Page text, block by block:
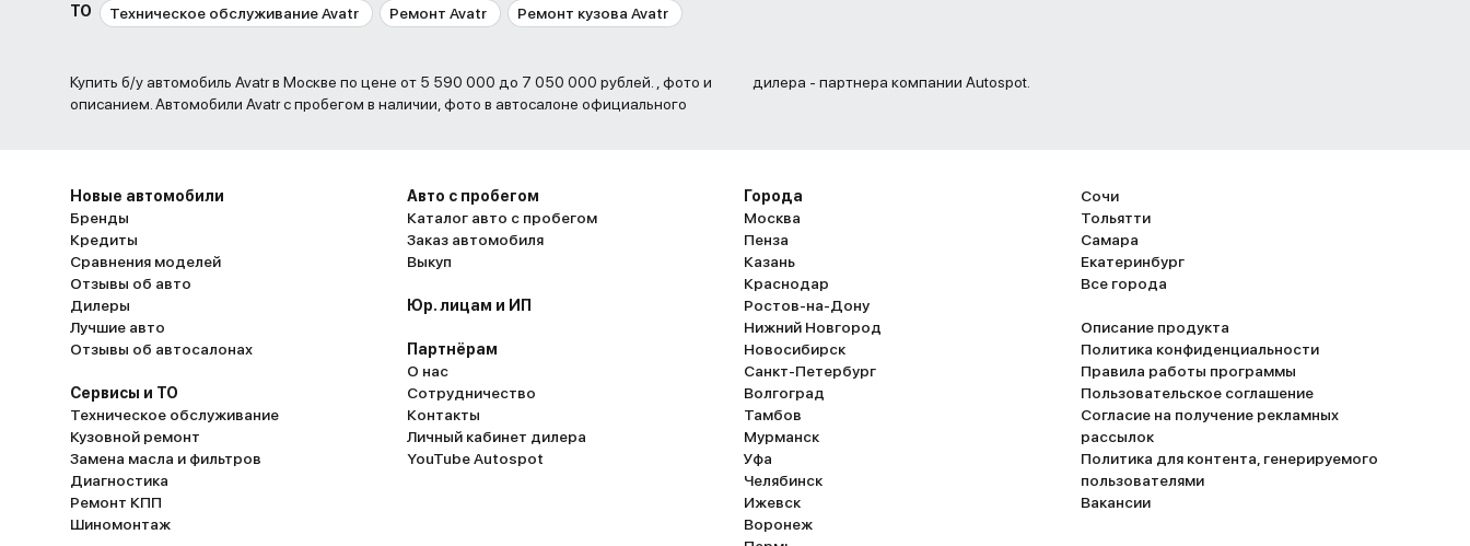
ТО Техническое обслуживание Avatr Ремонт Avatr Ремонт кузова Avatr
Купить б/у автомобиль Avatr в Москве по цене от 5 590 000 до 7 050 000 рублей. , фото и
описанием. Автомобили Avatr с пробегом в наличии, фото в автосалоне официального
дилера - партнера компании Autospot.
Новые автомобили
Бренды
Кредиты
Сравнения моделей
Отзывы об авто
Дилеры
Лучшие авто
Отзывы об автосалонах
Сервисы и ТО
Техническое обслуживание
Кузовной ремонт
Замена масла и фильтров
Диагностика
Ремонт КПП
Шиномонтаж
Авто с пробегом
Каталог авто с пробегом
Заказ автомобиля
Выкуп
Юр. лицам и ИП
Партнёрам
О нас
Сотрудничество
Контакты
Личный кабинет дилера
YouTube Autospot
Города
Москва
Пенза
Казань
Краснодар
Ростов-на-Дону
Нижний Новгород
Новосибирск
Санкт-Петербург
Волгоград
Тамбов
Мурманск
Уфа
Челябинск
Ижевск
Воронеж
Сочи
Тольятти
Самара
Екатеринбург
Все города
Описание продукта
Политика конфиденциальности
Правила работы программы
Пользовательское соглашение
Согласие на получение рекламных
рассылок
Политика для контента, генерируемого
пользователями
Вакансии